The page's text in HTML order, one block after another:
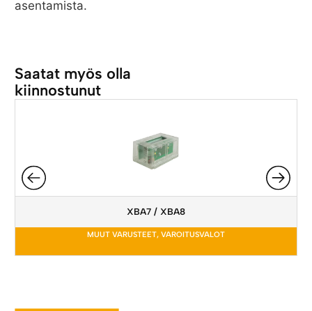
asentamista.
Saatat myös olla
kiinnostunut
XBA7 / XBA8
MUUT VARUSTEET, VAROITUSVALOT